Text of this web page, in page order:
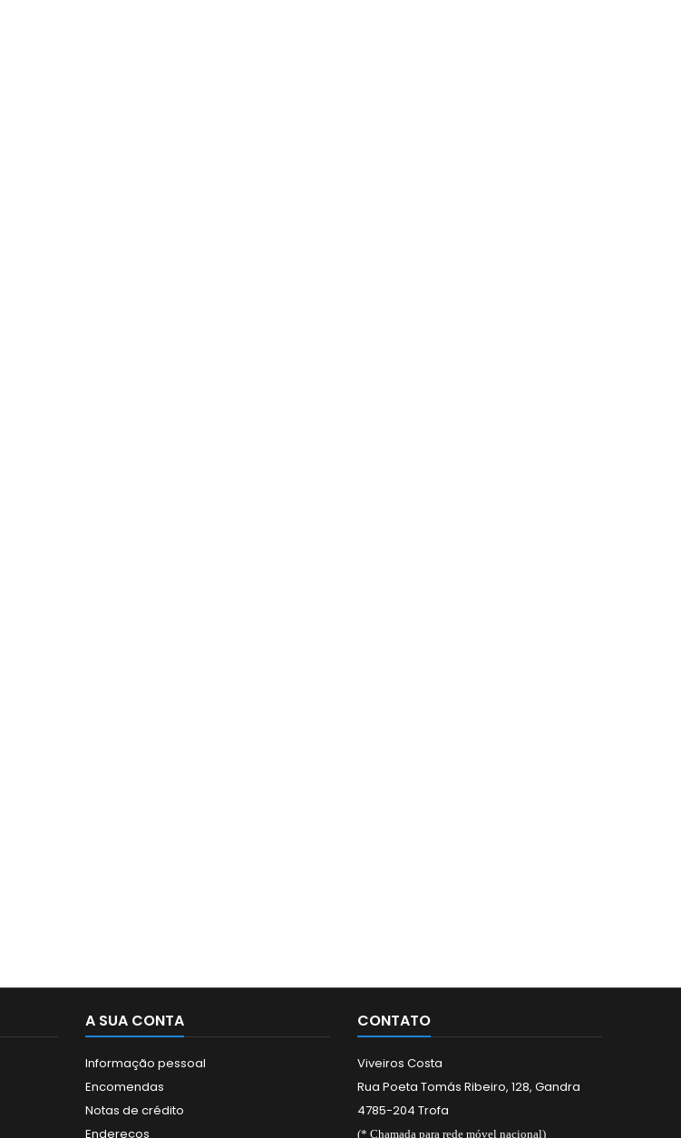
A SUA CONTA
Informação pessoal
Encomendas
Notas de crédito
Endereços
CONTATO
Viveiros Costa
Rua Poeta Tomás Ribeiro, 128, Gandra
4785-204 Trofa
(* Chamada para rede móvel nacional)